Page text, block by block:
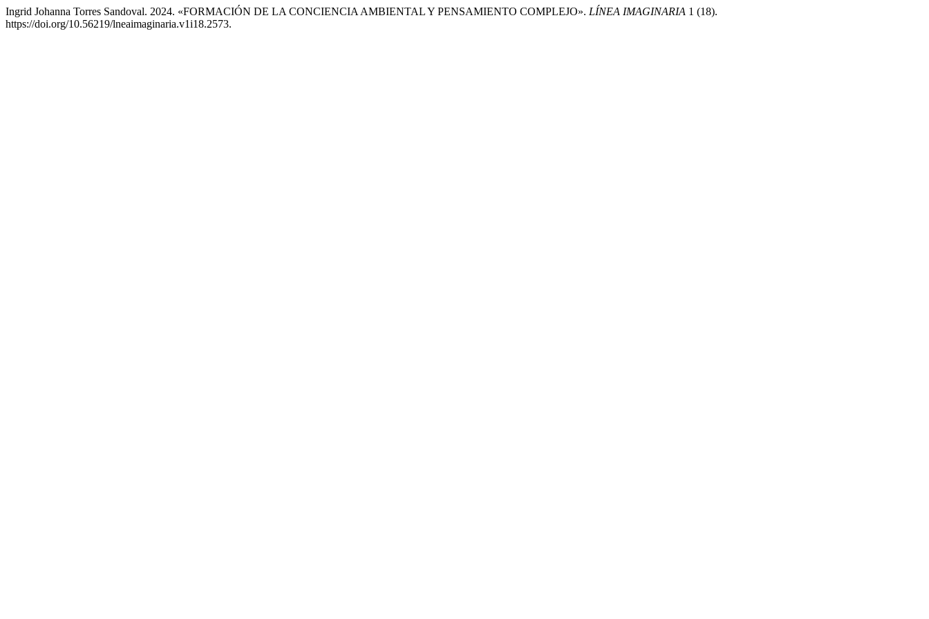
Ingrid Johanna Torres Sandoval. 2024. «FORMACIÓN DE LA CONCIENCIA AMBIENTAL Y PENSAMIENTO COMPLEJO». LÍNEA IMAGINARIA 1 (18).
https://doi.org/10.56219/lneaimaginaria.v1i18.2573.